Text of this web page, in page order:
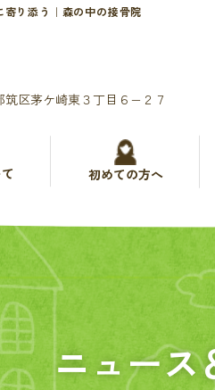
り添う｜森の中の接骨院
筑区茅ケ崎東３丁目６−２７
初めての方へ
ニュース